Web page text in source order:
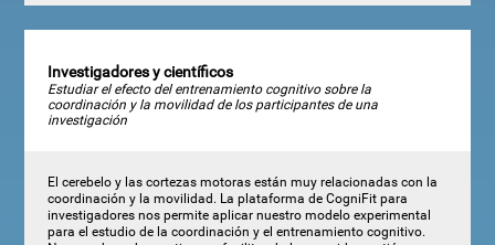
Investigadores y científicos
Estudiar el efecto del entrenamiento cognitivo sobre la
coordinación y la movilidad de los participantes de una
investigación
El cerebelo y las cortezas motoras están muy relacionadas con la
coordinación y la movilidad. La plataforma de CogniFit para
investigadores nos permite aplicar nuestro modelo experimental
para el estudio de la coordinación y el entrenamiento cognitivo.